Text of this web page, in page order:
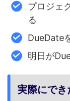
プロジェ
る
DueDate
明日が
実際にでき